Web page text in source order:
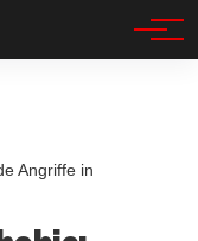
Angriffe in